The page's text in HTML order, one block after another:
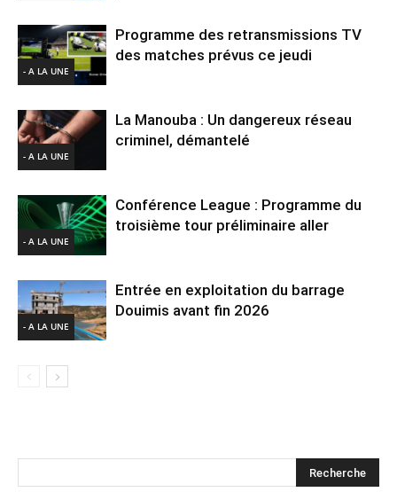
- A LA UNE
Programme des retransmissions TV
des matches prévus ce jeudi
- A LA UNE
La Manouba : Un dangereux réseau
criminel, démantelé
- A LA UNE
Conférence League : Programme du
troisième tour préliminaire aller
- A LA UNE
Entrée en exploitation du barrage
Douimis avant fin 2026